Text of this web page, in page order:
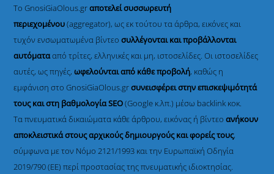
Το GnosiGiaOlous.grαποτελεί συσσωρευτή
περιεχομένου(aggregator), ως εκ τούτου τα άρθρα, εικόνες και
τυχόν ενσωματωμένα βίντεοσυλλέγονται και προβάλλονται
αυτόματααπό τρίτες, ελληνικές και μη, ιστοσελίδες. Οι ιστοσελίδες
αυτές, ως πηγές,ωφελούνται από κάθε προβολή, καθώς η
εμφάνιση στο GnosiGiaOlous.grσυνεισφέρει στην επισκεψιμότητά
τους και στη βαθμολογία SEO(Google κ.λπ.) μέσω backlink κοκ.
Τα πνευματικά δικαιώματα κάθε άρθρου, εικόνας ή βίντεοανήκουν
αποκλειστικά στους αρχικούς δημιουργούς και φορείς τους,
σύμφωνα με τον Νόμο 2121/1993 και την Ευρωπαϊκή Οδηγία
2019/790 (ΕΕ) περί προστασίας της πνευματικής ιδιοκτησίας.